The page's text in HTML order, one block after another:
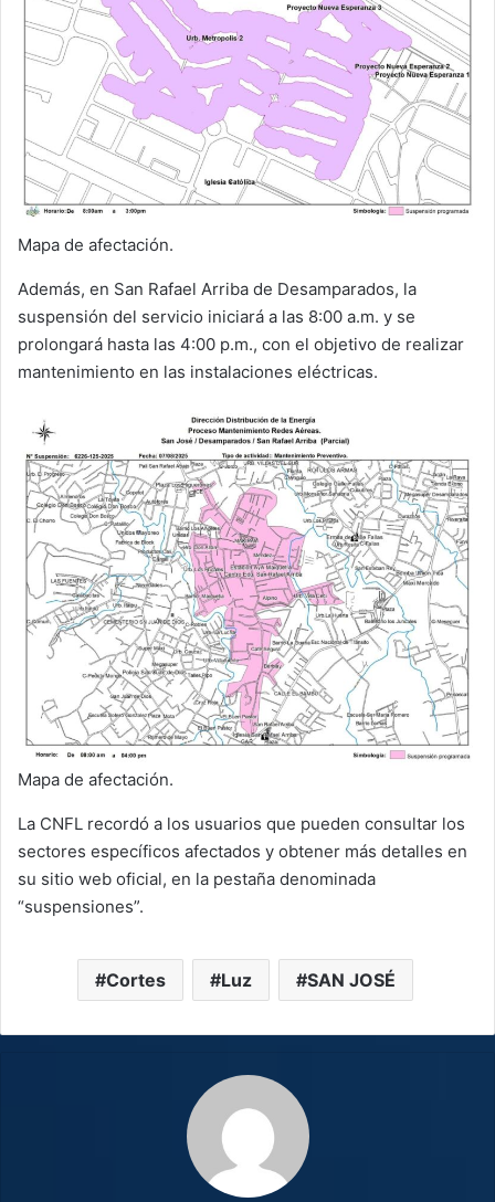
Mapa de afectación.
Además, en San Rafael Arriba de Desamparados, la
suspensión del servicio iniciará a las 8:00 a.m. y se
prolongará hasta las 4:00 p.m., con el objetivo de realizar
mantenimiento en las instalaciones eléctricas.
Mapa de afectación.
La CNFL recordó a los usuarios que pueden consultar los
sectores específicos afectados y obtener más detalles en
su sitio web oficial, en la pestaña denominada
“suspensiones”.
Cortes Luz SAN JOSÉ